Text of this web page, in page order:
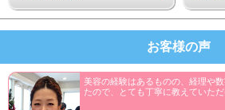
お客様の声
美容の経験はあるものの、経理や
たので、とても丁寧に教えていた